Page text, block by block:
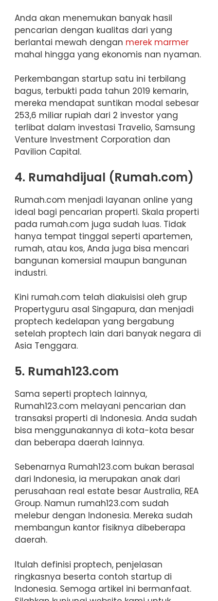
Anda akan menemukan banyak hasil
pencarian dengan kualitas dari yang
berlantai mewah dengan merek marmer
mahal hingga yang ekonomis nan nyaman.
Perkembangan startup satu ini terbilang
bagus, terbukti pada tahun 2019 kemarin,
mereka mendapat suntikan modal sebesar
253,6 miliar rupiah dari 2 investor yang
terlibat dalam investasi Travelio, Samsung
Venture Investment Corporation dan
Pavilion Capital.
4. Rumahdijual (Rumah.com)
Rumah.com menjadi layanan online yang
ideal bagi pencarian properti. Skala properti
pada rumah.com juga sudah luas. Tidak
hanya tempat tinggal seperti apartemen,
rumah, atau kos, Anda juga bisa mencari
bangunan komersial maupun bangunan
industri.
Kini rumah.com telah diakuisisi oleh grup
Propertyguru asal Singapura, dan menjadi
proptech kedelapan yang bergabung
setelah proptech lain dari banyak negara di
Asia Tenggara.
5. Rumah123.com
Sama seperti proptech lainnya,
Rumah123.com melayani pencarian dan
transaksi properti di Indonesia. Anda sudah
bisa menggunakannya di kota-kota besar
dan beberapa daerah lainnya.
Sebenarnya Rumah123.com bukan berasal
dari Indonesia, ia merupakan anak dari
perusahaan real estate besar Australia, REA
Group. Namun rumah123.com sudah
melebur dengan Indonesia. Mereka sudah
membangun kantor fisiknya dibeberapa
daerah.
Itulah definisi proptech, penjelasan
ringkasnya beserta contoh startup di
Indonesia. Semoga artikel ini bermanfaat.